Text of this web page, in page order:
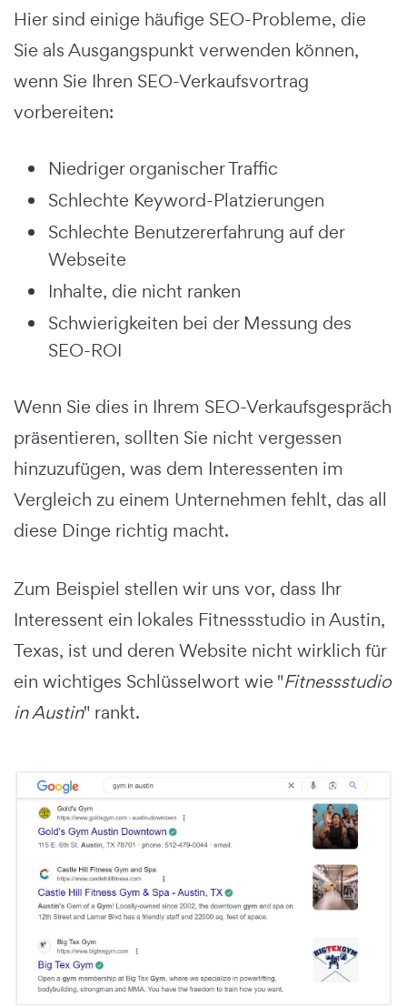
Hier sind einige häufige SEO-Probleme, die
Sie als Ausgangspunkt verwenden können,
wenn Sie Ihren SEO-Verkaufsvortrag
vorbereiten:
Niedriger organischer Traffic
Schlechte Keyword-Platzierungen
Schlechte Benutzererfahrung auf der
Webseite
Inhalte, die nicht ranken
Schwierigkeiten bei der Messung des
SEO-ROI
Wenn Sie dies in Ihrem SEO-Verkaufsgespräch
präsentieren, sollten Sie nicht vergessen
hinzuzufügen, was dem Interessenten im
Vergleich zu einem Unternehmen fehlt, das all
diese Dinge richtig macht.
Zum Beispiel stellen wir uns vor, dass Ihr
Interessent ein lokales Fitnessstudio in Austin,
Texas, ist und deren Website nicht wirklich für
ein wichtiges Schlüsselwort wie "Fitnessstudio
in Austin" rankt.